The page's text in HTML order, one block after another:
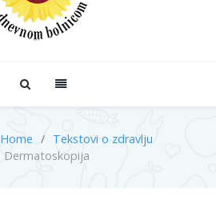
Home
Tekstovi o zdravlju
Dermatoskopija